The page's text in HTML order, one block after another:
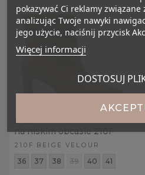
Beżowe welurowe botki
na niskim obcasie 210F
210F BEIGE VELOUR
36 37 38 39 40 41
pokazywać Ci reklamy
analizując Twoje nawyki
jego użycie, naciśnij przycisk
Więcej informacji
DOSTOSUJ